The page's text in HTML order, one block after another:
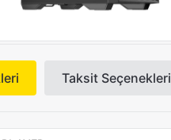
Taksit Seçenekleri